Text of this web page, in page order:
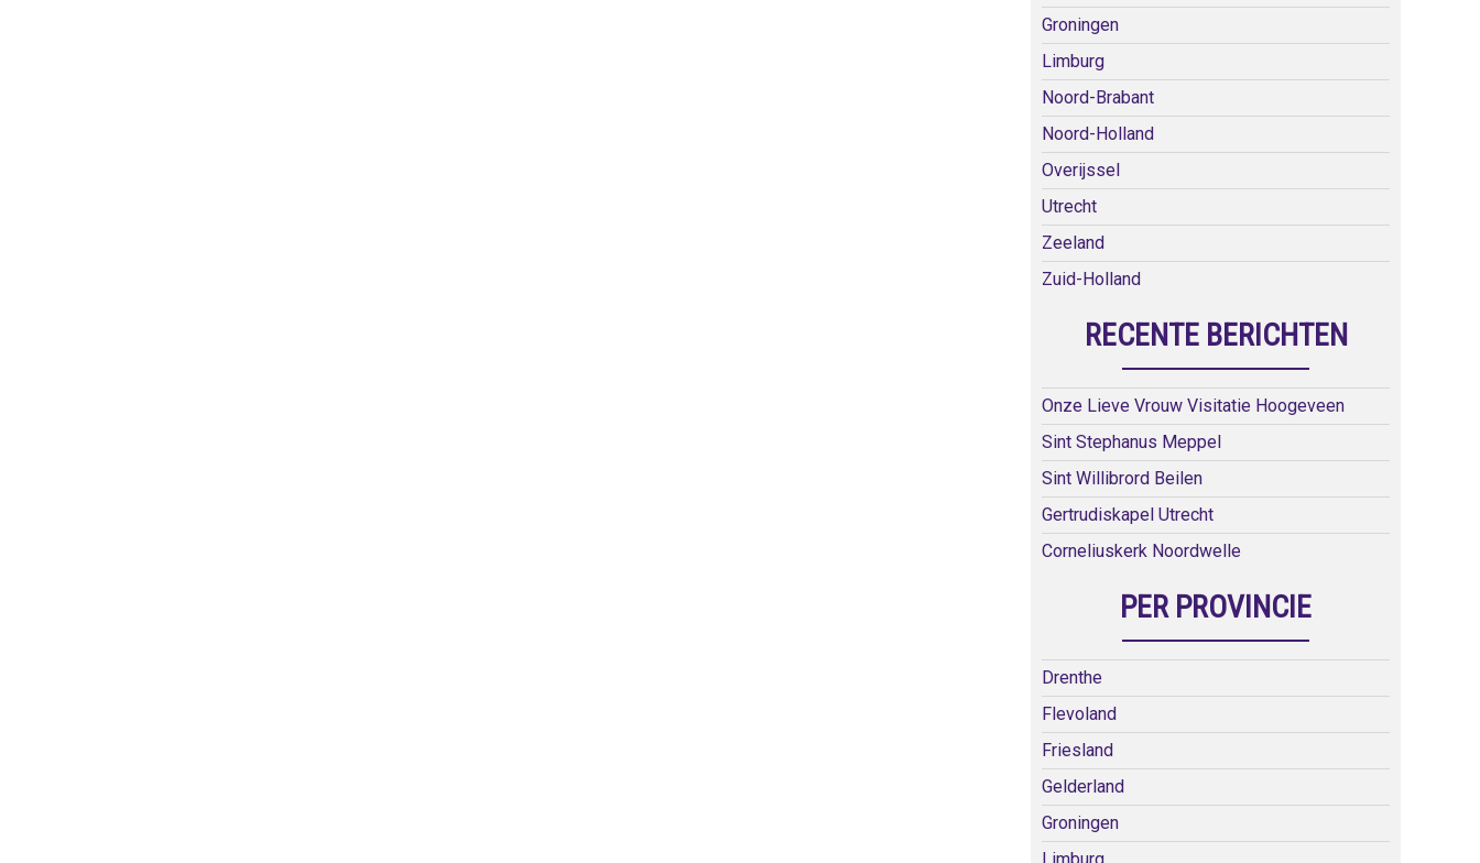
Groningen
Limburg
Noord-Brabant
Noord-Holland
Overijssel
Utrecht
Zeeland
Zuid-Holland
RECENTE BERICHTEN
Onze Lieve Vrouw Visitatie Hoogeveen
Sint Stephanus Meppel
Sint Willibrord Beilen
Gertrudiskapel Utrecht
Corneliuskerk Noordwelle
PER PROVINCIE
Drenthe
Flevoland
Friesland
Gelderland
Groningen